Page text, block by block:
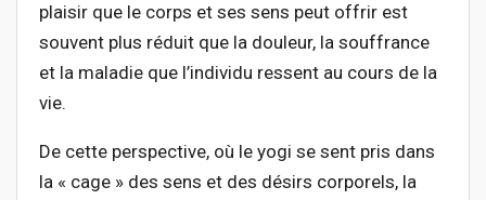
plaisir que le corps et ses sens peut offrir est
souvent plus réduit que la douleur, la souffrance
et la maladie que l’individu ressent au cours de la
vie.
De cette perspective, où le yogi se sent pris dans
la « cage » des sens et des désirs corporels, la